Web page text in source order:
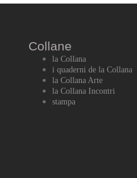
Collane
la Collana
i quaderni de la Collana
la Collana Arte
la Collana Incontri
stampa